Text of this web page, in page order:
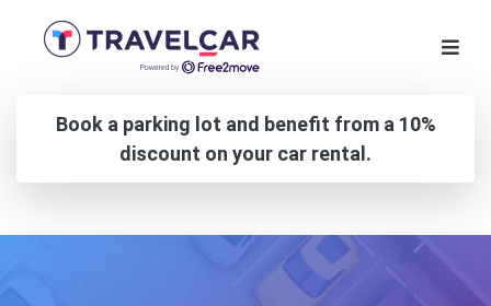
Book a parking lot and benefit from a 10%
discount on your car rental.